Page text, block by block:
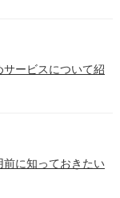
ービスについて紹
に知っておきたい